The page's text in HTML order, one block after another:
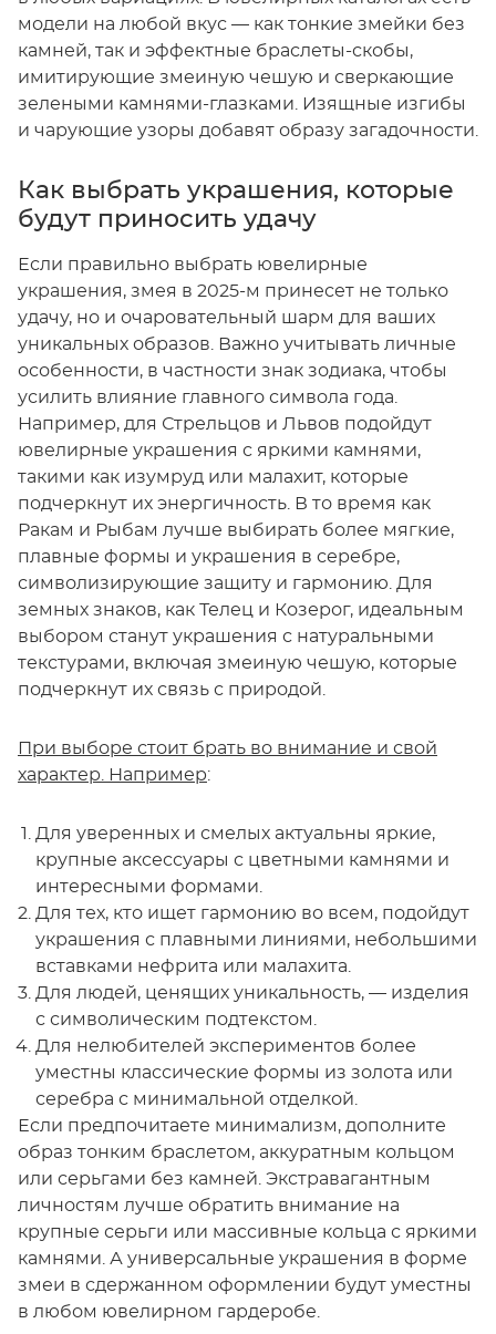
модели на любой вкус — как тонкие змейки без
камней, так и эффектные браслеты-скобы,
имитирующие змеиную чешую и сверкающие
зелеными камнями-глазками. Изящные изгибы
и чарующие узоры добавят образу загадочности.
Как выбрать украшения, которые
будут приносить удачу
Если правильно выбрать ювелирные
украшения, змея в 2025-м принесет не только
удачу, но и очаровательный шарм для ваших
уникальных образов. Важно учитывать личные
особенности, в частности знак зодиака, чтобы
усилить влияние главного символа года.
Например, для Стрельцов и Львов подойдут
ювелирные украшения с яркими камнями,
такими как изумруд или малахит, которые
подчеркнут их энергичность. В то время как
Ракам и Рыбам лучше выбирать более мягкие,
плавные формы и украшения в серебре,
символизирующие защиту и гармонию. Для
земных знаков, как Телец и Козерог, идеальным
выбором станут украшения с натуральными
текстурами, включая змеиную чешую, которые
подчеркнут их связь с природой.
При выборе стоит брать во внимание и свой
характер.
Например:
Для уверенных и смелых актуальны яркие,
крупные аксессуары с цветными камнями и
интересными формами.
Для тех, кто ищет гармонию во всем, подойдут
украшения с плавными линиями, небольшими
вставками нефрита или малахита.
Для людей, ценящих уникальность, — изделия
с символическим подтекстом.
Для нелюбителей экспериментов более
уместны классические формы из золота или
серебра с минимальной отделкой.
Если предпочитаете минимализм, дополните
образ тонким браслетом, аккуратным кольцом
или серьгами без камней. Экстравагантным
личностям лучше обратить внимание на
крупные серьги или массивные кольца с яркими
камнями. А универсальные украшения в форме
змеи в сдержанном оформлении будут уместны
в любом ювелирном гардеробе.